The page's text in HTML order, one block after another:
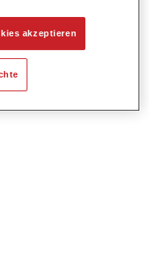
akzeptieren